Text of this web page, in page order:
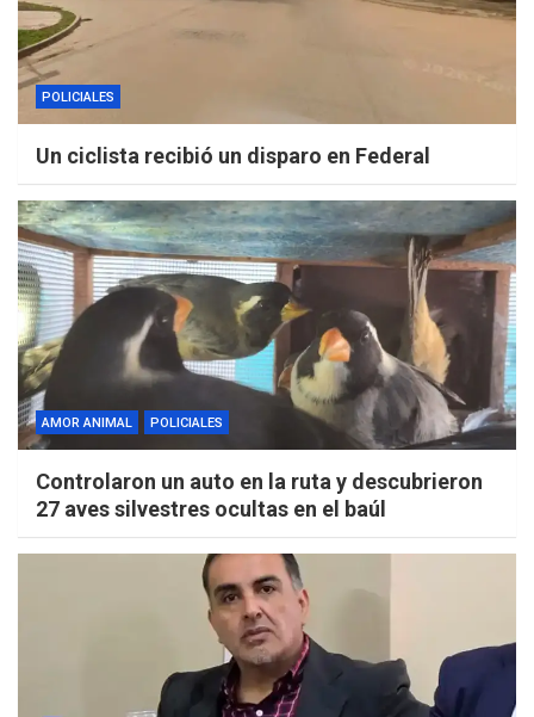
POLICIALES
Un ciclista recibió un disparo en Federal
AMOR ANIMAL POLICIALES
Controlaron un auto en la ruta y descubrieron
27 aves silvestres ocultas en el baúl